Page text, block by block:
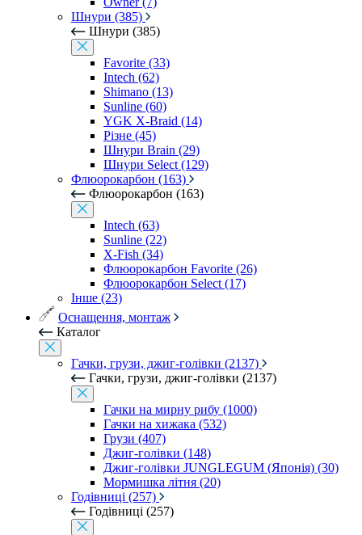
Шнури (385)
Шнури (385)
Favorite (33)
Intech (62)
Shimano (13)
Sunline (60)
YGK X-Braid (14)
Різне (45)
Шнури Brain (29)
Шнури Select (129)
Флюорокарбон (163)
Флюорокарбон (163)
Intech (63)
Sunline (22)
X-Fish (34)
Флюорокарбон Favorite (26)
Флюорокарбон Select (17)
Інше (23)
Оснащення, монтаж
Каталог
Гачки, грузи, джиг-голівки (2137)
Гачки, грузи, джиг-голівки (2137)
Гачки на мирну рибу (1000)
Гачки на хижака (532)
Грузи (407)
Джиг-голівки (148)
Джиг-голівки JUNGLEGUM (Японія) (30)
Мормишка літня (20)
Годівниці (257)
Годівниці (257)